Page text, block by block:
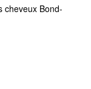
cheveux Bond-